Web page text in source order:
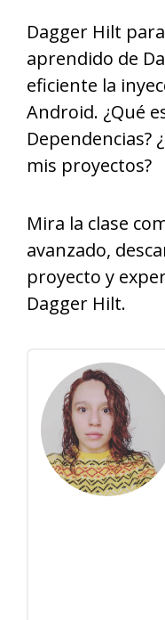
Dagger Hilt
aprendido de
eficiente la
Android. ¿Qué
Dependencias?
mis proyectos?
Mira la clase
avanzado,
proyecto y
Dagger Hilt.